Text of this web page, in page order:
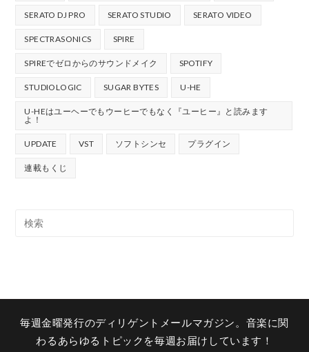
SERATO DJ PRO SERATO STUDIO SERATO VIDEO
SPECTRASONICS SPIRE
SPIREでゼロからのサウンドメイク SPOTIFY
STUDIOLOGIC SUGAR BYTES U-HE
U-HEはユーヘーでもウーヒーでもなく『ユーヒー』と読みます
よ！
UPDATE VST ソフトシンセ プラグイン
連載もくじ
毎週金曜発行のディリゲントメールマガジン。音楽に関
わるあらゆるトピックを毎週お届けしています！